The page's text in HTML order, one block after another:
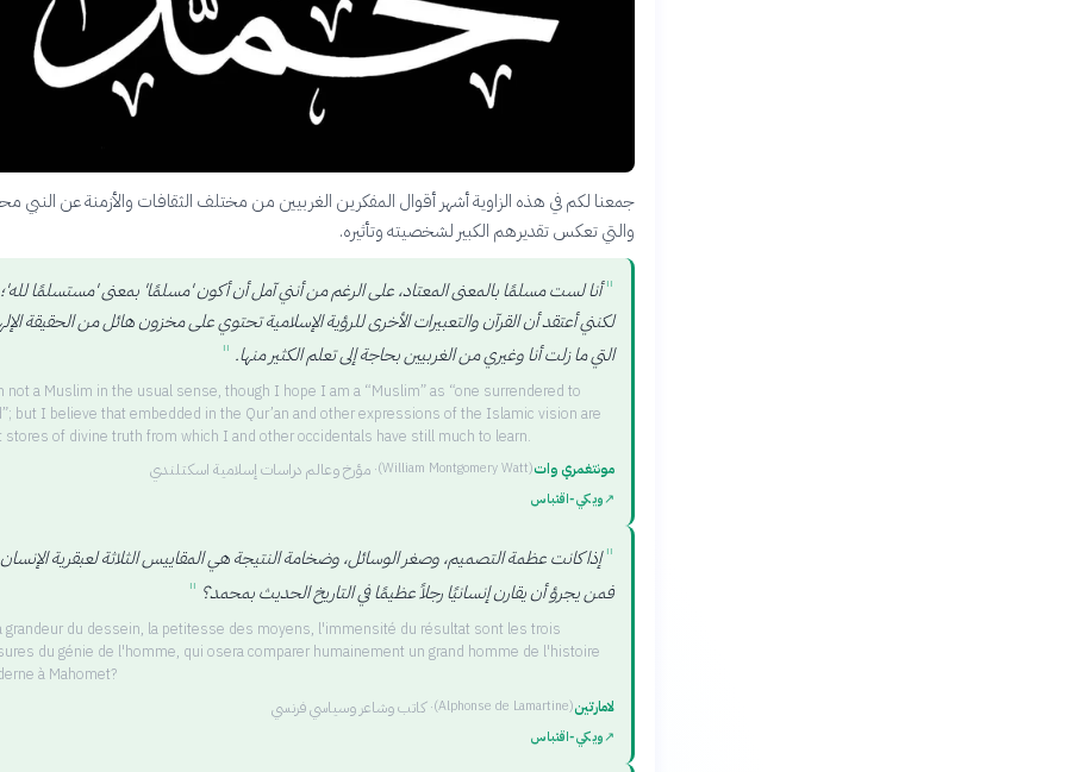
جمعنا لكم في هذه الزاوية أشهر أقوال المفكرين الغربيين من مختلف الثقافات والأزمنة عن النبي
والتي تعكس تقديرهم الكبير لشخصيته وتأثيره.
" أنا لست مسلمًا بالمعنى المعتاد، على الرغم من أنني آمل أن أكون 'مسلمًا' بمعنى 'مستسلمًا لله'؛
لكنني أعتقد أن القرآن والتعبيرات الأخرى للرؤية الإسلامية تحتوي على مخزون هائل من الحقيقة
التي ما زلت أنا وغيري من الغربيين بحاجة إلى تعلم الكثير منها. "
not a Muslim in the usual sense, though I hope I am a “Muslim” as “one surrendered to
but I believe that embedded in the Qur’an and other expressions of the Islamic vision are
stores of divine truth from which I and other occidentals have still much to learn.
مونتغمري وات
(William Montgomery Watt)
· مؤرخ وعالم دراسات إسلامية اسكتلندي
↗ويكي‑اقتباس
" إذا كانت عظمة التصميم، وصغر الوسائل، وضخامة النتيجة هي المقاييس الثلاثة لعبقرية
فمن يجرؤ أن يقارن إنسانيًا رجلاً عظيمًا في التاريخ الحديث بمحمد؟ "
grandeur du dessein, la petitesse des moyens, l'immensité du résultat sont les trois
du génie de l'homme, qui osera comparer humainement un grand homme de l'histoire
à Mahomet?
لامارتين
(Alphonse de Lamartine)
·كاتب وشاعر وسياسي فرنسي
↗ويكي‑اقتباس